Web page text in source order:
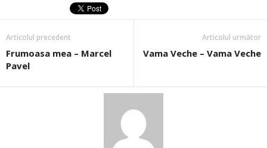
Articolul precedent
Frumoasa mea – Marcel
Pavel
Articolul următor
Vama Veche – Vama Veche